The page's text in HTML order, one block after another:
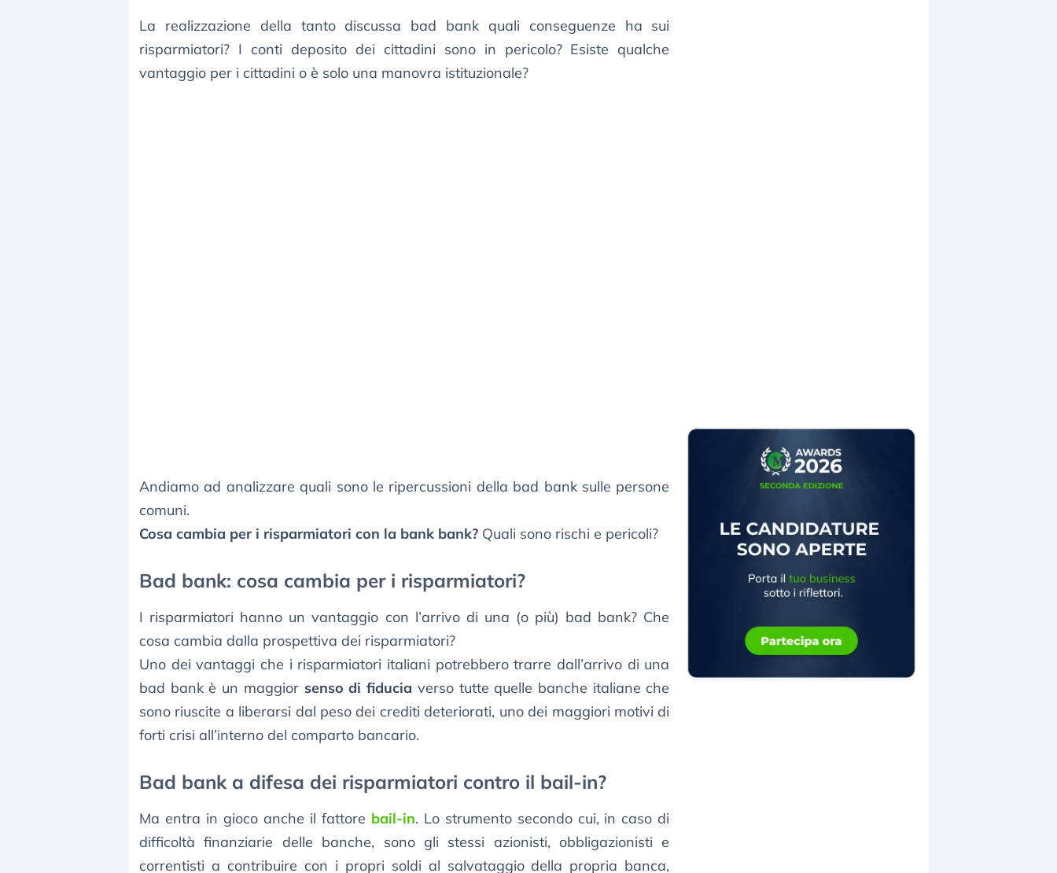
La realizzazione della tanto discussa bad bank quali conseguenze ha sui
risparmiatori? I conti deposito dei cittadini sono in pericolo? Esiste qualche
vantaggio per i cittadini o è solo una manovra istituzionale?
Andiamo ad analizzare quali sono le ripercussioni della bad bank sulle persone
comuni.
Cosa cambia per i risparmiatori con la bank bank? Quali sono rischi e pericoli?
Bad bank: cosa cambia per i risparmiatori?
I risparmiatori hanno un vantaggio con l’arrivo di una (o più) bad bank? Che
cosa cambia dalla prospettiva dei risparmiatori?
Uno dei vantaggi che i risparmiatori italiani potrebbero trarre dall’arrivo di una
bad bank è un maggior senso di fiducia verso tutte quelle banche italiane che
sono riuscite a liberarsi dal peso dei crediti deteriorati, uno dei maggiori motivi di
forti crisi all’interno del comparto bancario.
Bad bank a difesa dei risparmiatori contro il bail-in?
Ma entra in gioco anche il fattore bail-in. Lo strumento secondo cui, in caso di
difficoltà finanziarie delle banche, sono gli stessi azionisti, obbligazionisti e
correntisti a contribuire con i propri soldi al salvataggio della propria banca,